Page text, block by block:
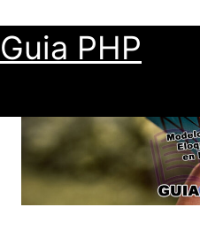
al
contenido
Guia PHP